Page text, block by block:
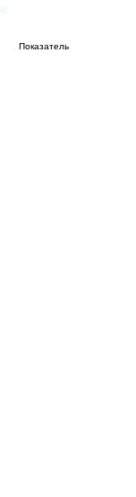
Показатель